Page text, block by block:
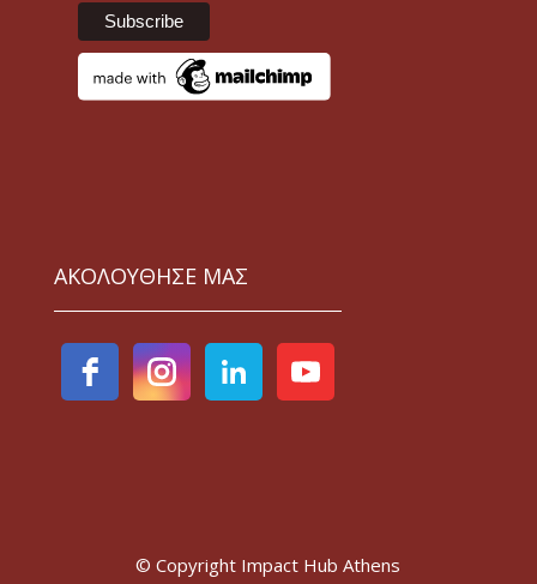
ΑΚΟΛΟΥΘΗΣΕ ΜΑΣ
© Copyright Impact Hub Athens